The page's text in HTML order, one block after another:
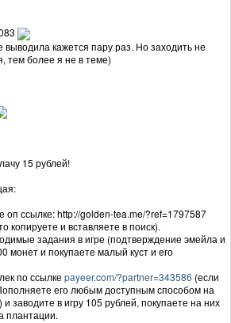
кажется пару раз. Но заходить не
тем более я не в теме)
15 рублей!
оп ссылке: http://golden-tea.me/?ref=1797587
копируете и вставляете в поиск).
задания в игре (подтверждение эмейла и
монет и покупаете малый куст и его
по ссылке payeer.com/?partner=343586 (если
его любым доступным способом на
заводите в игру 105 рублей, покупаете на них
плантации.